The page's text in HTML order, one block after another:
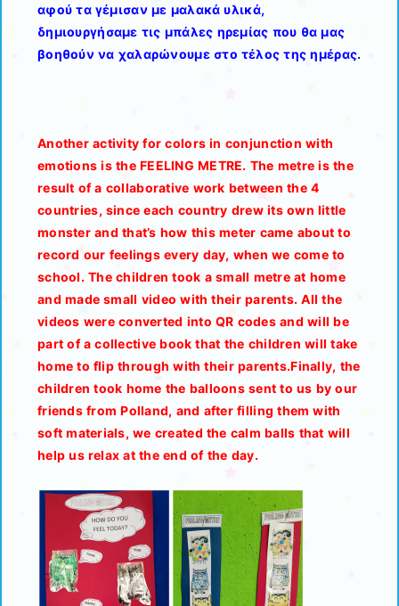
αφού τα γέμισαν με μαλακά υλικά,
δημιουργήσαμε τις μπάλες ηρεμίας που θα μας
βοηθούν να χαλαρώνουμε στο τέλος της ημέρας.
Another activity for colors in conjunction with
emotions is the FEELING METRE. The metre is the
result of a collaborative work between the 4
countries, since each country drew its own little
monster and that’s how this meter came about to
record our feelings every day, when we come to
school. The children took a small metre at home
and made small video with their parents. All the
videos were converted into QR codes and will be
part of a collective book that the children will take
home to flip through with their parents.Finally, the
children took home the balloons sent to us by our
friends from Polland, and after filling them with
soft materials, we created the calm balls that will
help us relax at the end of the day.